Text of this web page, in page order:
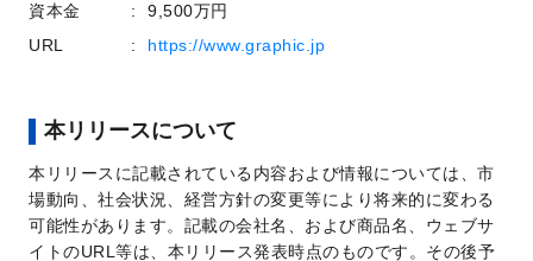
資本金
9,500万円
URL
https://www.graphic.jp
本リリースについて
本リリースに記載されている内容および情報については、市
場動向、社会状況、経営方針の変更等により将来的に変わる
可能性があります。記載の会社名、および商品名、ウェブサ
イトのURL等は、本リリース発表時点のものです。その後予